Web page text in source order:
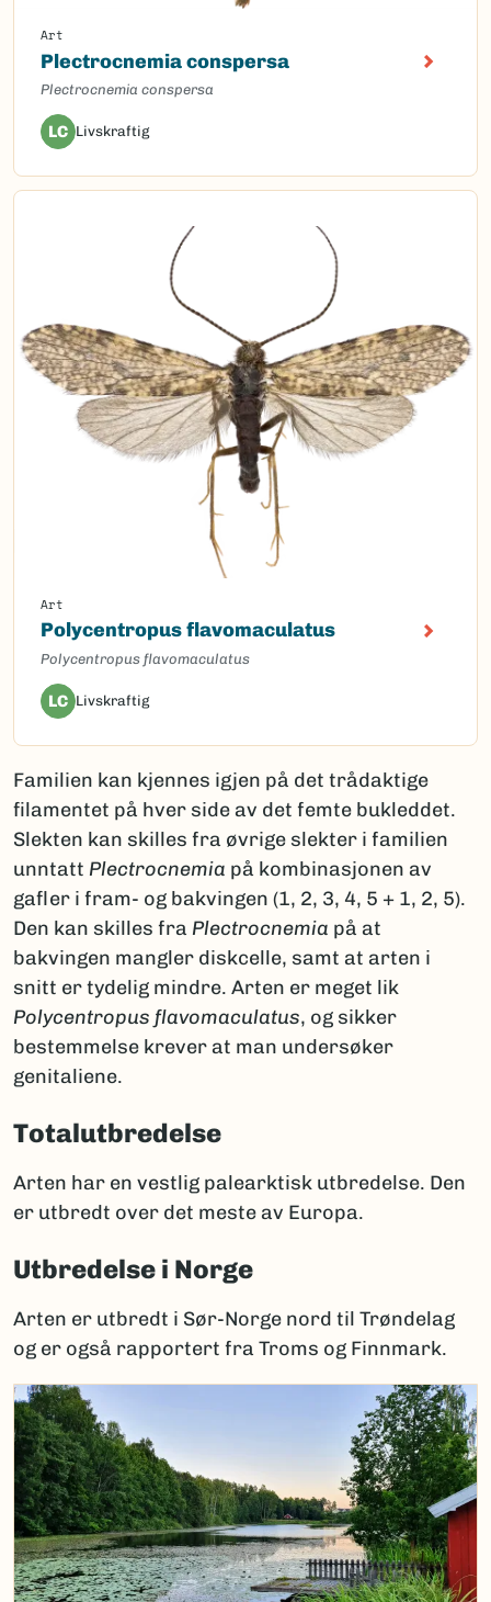
Art
Plectrocnemia conspersa
Plectrocnemia conspersa
LC Livskraftig
Art
Polycentropus flavomaculatus
Polycentropus flavomaculatus
LC Livskraftig
Familien kan kjennes igjen på det trådaktige
filamentet på hver side av det femte bukleddet.
Slekten kan skilles fra øvrige slekter i familien
unntatt Plectrocnemia på kombinasjonen av
gafler i fram- og bakvingen (1, 2, 3, 4, 5 + 1, 2, 5).
Den kan skilles fra Plectrocnemia på at
bakvingen mangler diskcelle, samt at arten i
snitt er tydelig mindre. Arten er meget lik
Polycentropus flavomaculatus, og sikker
bestemmelse krever at man undersøker
genitaliene.
Totalutbredelse
Arten har en vestlig palearktisk utbredelse. Den
er utbredt over det meste av Europa.
Utbredelse i Norge
Arten er utbredt i Sør-Norge nord til Trøndelag
og er også rapportert fra Troms og Finnmark.